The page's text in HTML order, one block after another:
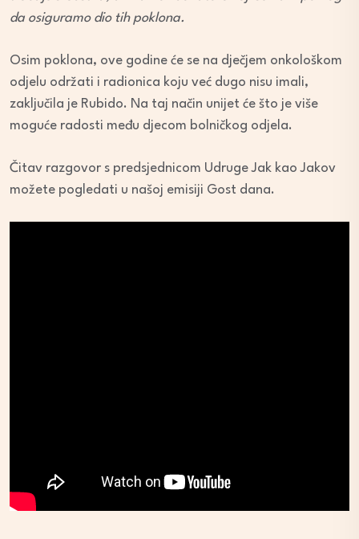
da osiguramo dio tih poklona.
Osim poklona, ove godine će se na dječjem onkološkom
odjelu održati i radionica koju već dugo nisu imali,
zaključila je Rubido. Na taj način unijet će što je više
moguće radosti među djecom bolničkog odjela.
Čitav razgovor s predsjednicom Udruge Jak kao Jakov
možete pogledati u našoj emisiji Gost dana.